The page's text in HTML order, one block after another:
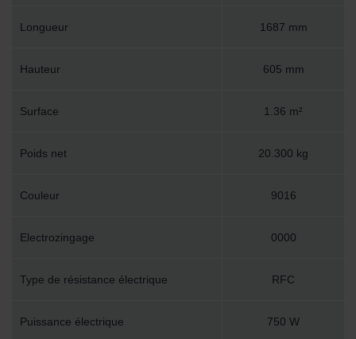
Longueur 1687 mm
Hauteur 605 mm
Surface 1.36 m²
Poids net 20.300 kg
Couleur 9016
Electrozingage 0000
Type de résistance électrique RFC
Puissance électrique 750 W